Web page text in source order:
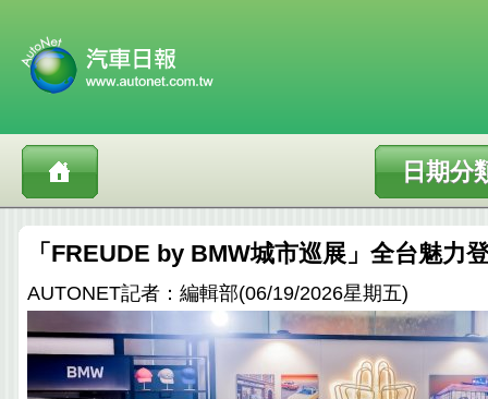
日期分
「FREUDE by BMW城市巡展」全台魅力
AUTONET記者：編輯部(06/19/2026星期五)